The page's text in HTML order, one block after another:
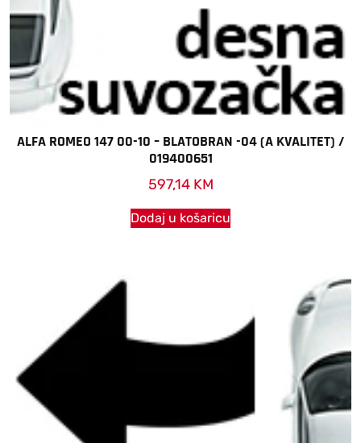
ALFA ROMEO 147 00-10 – BLATOBRAN -04 (A KVALITET) /
019400651
597,14 KM
Dodaj u košaricu